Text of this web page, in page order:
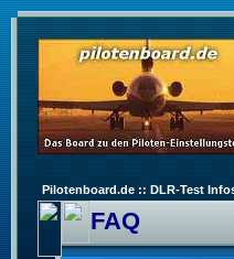
Pilotenboard.de :: DLR-Test
FAQ